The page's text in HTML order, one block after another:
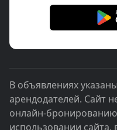
В объявлениях
арендодателей. Сайт
онлайн-
использовании сайта,